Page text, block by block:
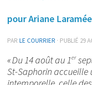
pour Ariane Laramée
PAR LE COURRIER · PUBLIÉ 29
« Du 14 août au 1er
St-Saphorin accueille